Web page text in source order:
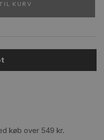
KURV
køb over 549 kr.